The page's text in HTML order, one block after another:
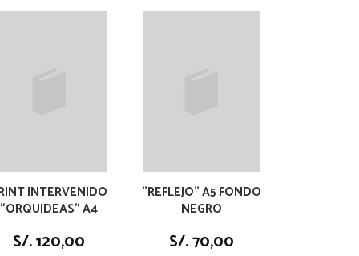
INTERVENIDO
"ORQUIDEAS" A4
S/. 120,00
"REFLEJO" A5 FONDO
NEGRO
S/. 70,00